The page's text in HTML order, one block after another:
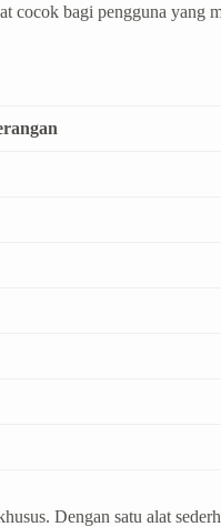
cocok bagi pengguna yang
Dengan satu alat